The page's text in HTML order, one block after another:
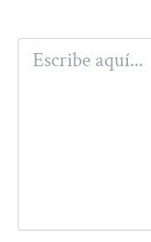
Escribe
aquí...